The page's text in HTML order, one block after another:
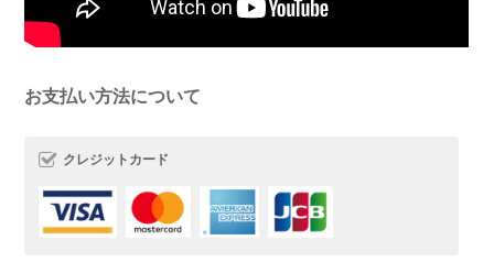
お支払い方法について
クレジットカード